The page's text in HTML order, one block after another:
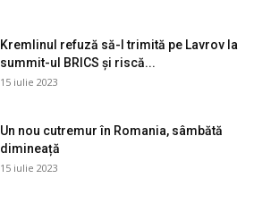
Kremlinul refuză să-l trimită pe Lavrov la
summit-ul BRICS și riscă...
15 iulie 2023
Un nou cutremur în Romania, sâmbătă
dimineață
15 iulie 2023